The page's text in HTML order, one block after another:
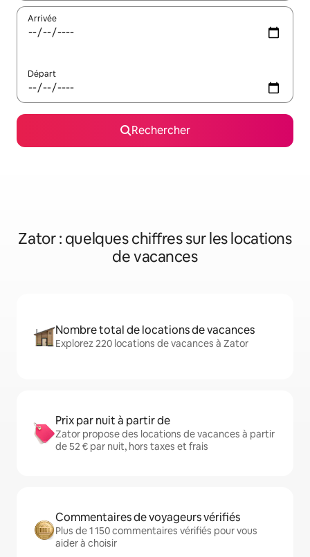
Arrivée
Départ
Rechercher
Zator : quelques chiffres sur les locations
de vacances
Nombre total de locations de vacances
Explorez 220 locations de vacances à Zator
Prix par nuit à partir de
Zator propose des locations de vacances à partir
de 52 € par nuit, hors taxes et frais
Commentaires de voyageurs vérifiés
Plus de 1 150 commentaires vérifiés pour vous
aider à choisir